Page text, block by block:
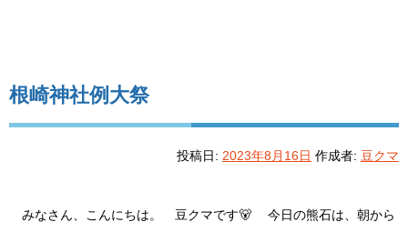
根崎神社例大祭
投稿日: 2023年8月16日 作成者: 豆クマ
みなさん、こんにちは。 豆クマです🐻 今日の熊石は、朝から